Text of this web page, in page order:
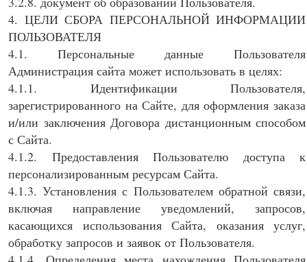
4. ЦЕЛИ СБОРА ПЕРСОНАЛЬНОЙ ИНФОРМАЦИИ
ПОЛЬЗОВАТЕЛЯ
4.1. Персональные данные Пользователя
Администрация сайта может использовать в целях:
4.1.1. Идентификации Пользователя,
зарегистрированного на Сайте, для оформления заказа
и/или заключения Договора дистанционным способом
с Сайта.
4.1.2. Предоставления Пользователю доступа к
персонализированным ресурсам Сайта.
4.1.3. Установления с Пользователем обратной связи,
включая направление уведомлений, запросов,
касающихся использования Сайта, оказания услуг,
обработку запросов и заявок от Пользователя.